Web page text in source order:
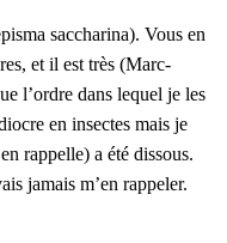
sac­cha­ri­na). Vous en
et il est très (Marc-
l’ordre dans lequel je les
en insectes mais je
rap­pelle) a été dis­sous.
jamais m’en rap­pe­ler.